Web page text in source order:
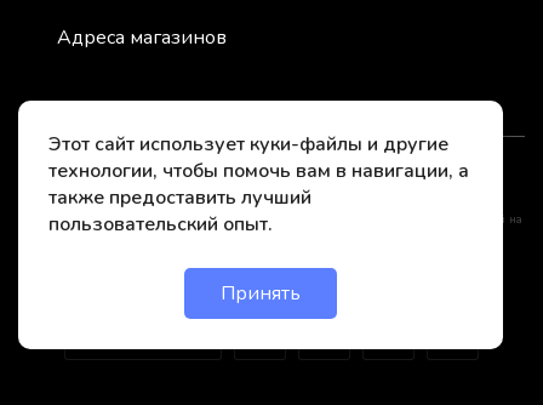
Адреса магазинов
2026 © СуперВольт - заряжено энергией
*Instagram принадлежит компании Meta, признанной нежелательной организацией на
Этот сайт использует куки-файлы и другие
технологии, чтобы помочь вам в навигации, а
также предоставить лучший
пользовательский опыт.
Принять